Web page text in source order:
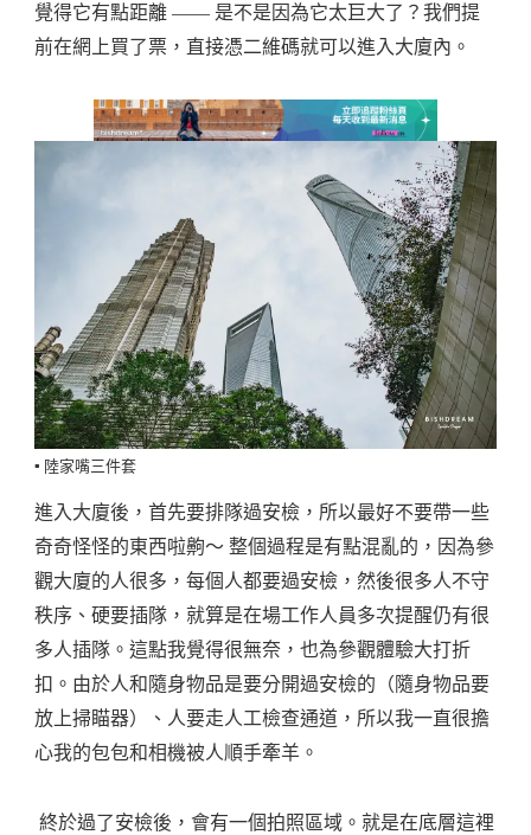
覺得它有點距離 —— 是不是因為它太巨大了？我們提
前在網上買了票，直接憑二維碼就可以進入大廈內。
▪️ 陸家嘴三件套
進入大廈後，首先要排隊過安檢，所以最好不要帶一些
奇奇怪怪的東西啦齁～ 整個過程是有點混亂的，因為參
觀大廈的人很多，每個人都要過安檢，然後很多人不守
秩序、硬要插隊，就算是在場工作人員多次提醒仍有很
多人插隊。這點我覺得很無奈，也為參觀體驗大打折
扣。由於人和隨身物品是要分開過安檢的（隨身物品要
放上掃瞄器）、人要走人工檢查通道，所以我一直很擔
心我的包包和相機被人順手牽羊。
終於過了安檢後，會有一個拍照區域。就是在底層這裡